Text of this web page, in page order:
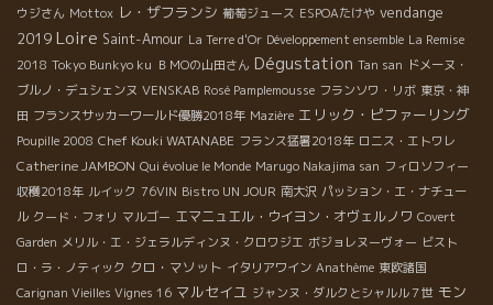
ウジさん Mottox レ・ザフランシ 葡萄ジュース ESPOAたけや vendange
2019 Loire Saint-Amour La Terre d'Or Développement ensemble La Remise
2018 Tokyo Bunkyo ku ＢＭОの山田さん Dégustation Tan san ドメーヌ・
ブルノ・デュシェンヌ VENSKAB Rosé Pamplemousse フランソワ・リボ 東京・神
田 フランスサッカーワールド優勝2018年 Mazière エリック・ピファーリング
Poupille 2008 Chef Kouki WATANABE フランス猛暑2018年 ロニス・エトワレ
Catherine JAMBON Qui évolue le Monde Marugo Nakajima san フィロソフィー
収穫2018年 ルイック 76VIN Bistro UN JOUR 南大沢 パッション・エ・ナチュー
ル クード・フォリ マルゴー エマニュエル・ウイヨン・オヴェルノワ Covert
Garden メリル・エ・ジェラルディンヌ・クロワジエ ボジョレヌーヴォー ビスト
ロ・ラ・ノティック クロ・マソット イタリアワイン Anathème 東欧諸国
Carignan Vieilles Vignes 16 マルセイユ ジャンヌ・ダルクとシャルル７世 モン